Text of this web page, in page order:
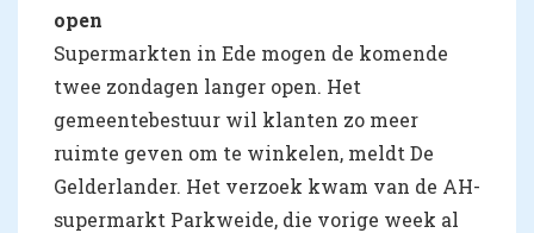
open
Supermarkten in Ede mogen de komende
twee zondagen langer open. Het
gemeentebestuur wil klanten zo meer
ruimte geven om te winkelen, meldt De
Gelderlander. Het verzoek kwam van de AH-
supermarkt Parkweide, die vorige week al